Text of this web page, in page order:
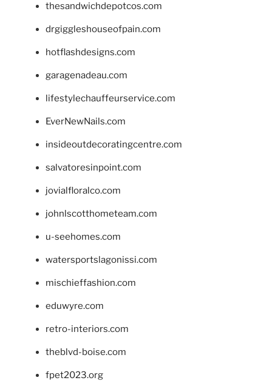
thesandwichdepotcos.com
drgiggleshouseofpain.com
hotflashdesigns.com
garagenadeau.com
lifestylechauffeurservice.com
EverNewNails.com
insideoutdecoratingcentre.com
salvatoresinpoint.com
jovialfloralco.com
johnlscotthometeam.com
u-seehomes.com
watersportslagonissi.com
mischieffashion.com
eduwyre.com
retro-interiors.com
theblvd-boise.com
fpet2023.org